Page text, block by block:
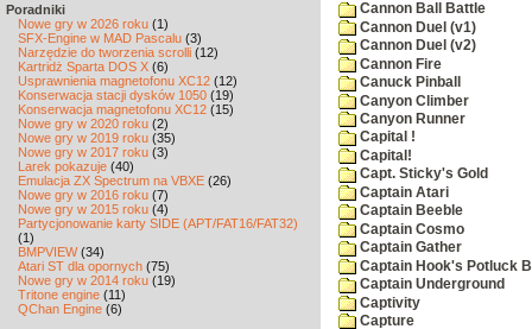
Poradniki
Nowe gry w 2026 roku (1)
SFX-Engine w MAD Pascalu (3)
Narzędzie do tworzenia scrolli (12)
Kartridż Sparta DOS X (6)
Usprawnienia magnetofonu XC12 (12)
Konserwacja stacji dysków 1050 (19)
Konserwacja magnetofonu XC12 (15)
Nowe gry w 2020 roku (2)
Nowe gry w 2019 roku (35)
Nowe gry w 2017 roku (3)
Larek pokazuje (40)
Emulacja ZX Spectrum na VBXE (26)
Nowe gry w 2016 roku (7)
Nowe gry w 2015 roku (4)
Partycjonowanie karty SIDE (APT/FAT16/FAT32)
(1)
BMPVIEW(34)
Atari ST dla opornych (75)
Nowe gry w 2014 roku (19)
Tritone engine (11)
QChan Engine (6)
Cannon Ball Battle
Cannon Duel (v1)
Cannon Duel (v2)
Cannon Fire
Canuck Pinball
Canyon Climber
Canyon Runner
Capital !
Capital!
Capt. Sticky's Gold
Captain Atari
Captain Beeble
Captain Cosmo
Captain Gather
Captain Hook's Potluck
Captain Underground
Captivity
Capture